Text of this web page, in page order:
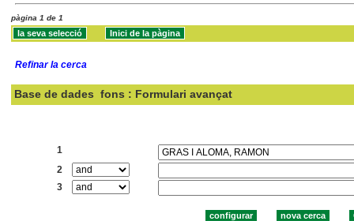
pàgina 1 de 1
Refinar la cerca
Base de dades fons : Formulari avançat
1
2
3